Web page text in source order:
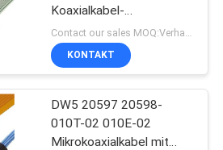
Koaxialkabel-
Steckverbinder
KONTAKT
DW5 20597 20598-
010T-02 010E-02
Mikrokoaxialkabel mit